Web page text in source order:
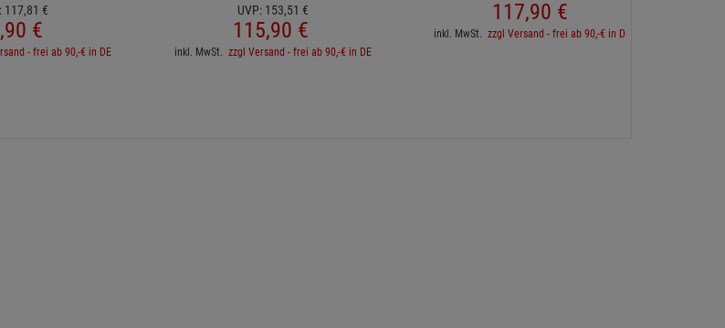
117,81 €
90 €
- frei ab 90,-€ in DE
UVP: 153,51 €
115,90 €
inkl. MwSt. zzgl Versand - frei ab 90,-€ in DE
117,90 €
inkl. MwSt. zzgl Versand - frei ab 90,-€ in DE